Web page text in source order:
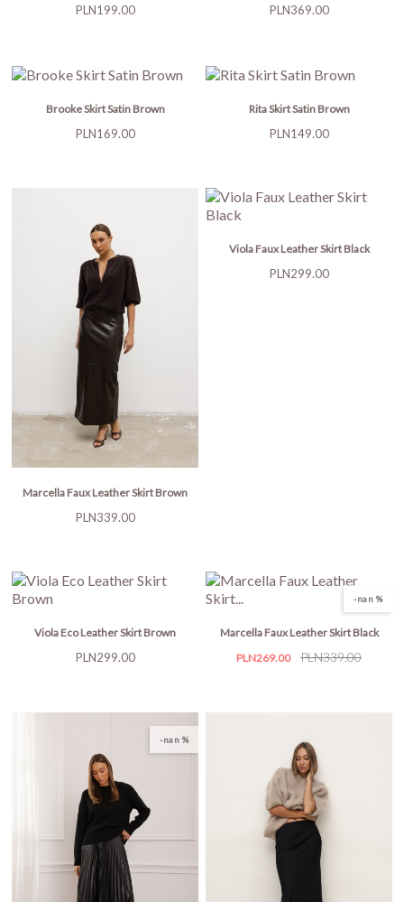
Price
PLN199.00 Price
PLN369.00
Brooke Skirt Satin Brown
Price
PLN169.00
Rita Skirt Satin Brown
Price
PLN149.00
Marcella Faux Leather Skirt Brown
Price
PLN339.00
Viola Faux Leather Skirt Black
Price
PLN299.00
Viola Eco Leather Skirt Brown
Price
PLN299.00
-nan %
Marcella Faux Leather Skirt Black
Price
PLN269.00
Regular
PLN339.00
-nan %